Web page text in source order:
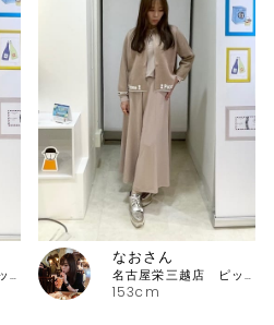
名古屋栄三越店 ピッコーネ
153cm
なおさん
名古屋栄三越店 ピッコーネ